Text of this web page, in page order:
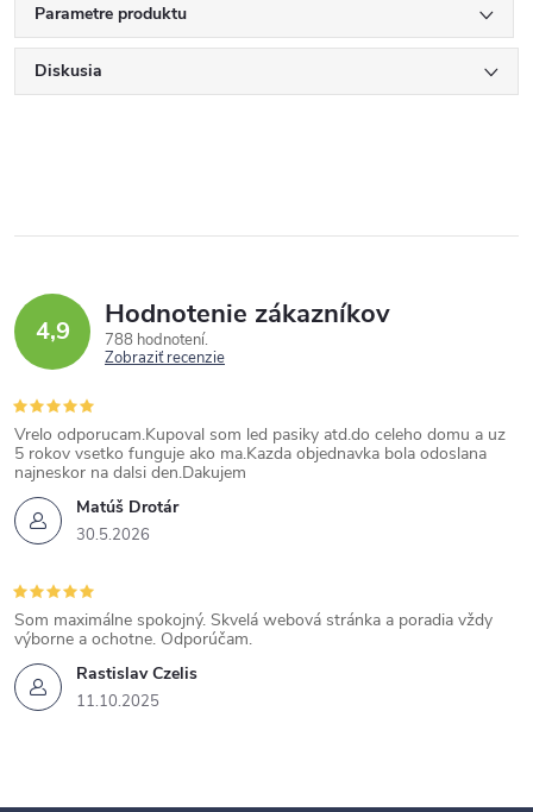
Parametre produktu
Diskusia
4,9 Hodnotenie zákazníkov
788 hodnotení
Zobraziť recenzie
Matúš Drotár
30.5.2026
Vrelo odporucam.Kupoval som led pasiky atd.do celeho domu a uz
5 rokov vsetko funguje ako ma.Kazda objednavka bola odoslana
najneskor na dalsi den.Dakujem
Rastislav Czelis
11.10.2025
Som maximálne spokojný. Skvelá webová stránka a poradia vždy
výborne a ochotne. Odporúčam.